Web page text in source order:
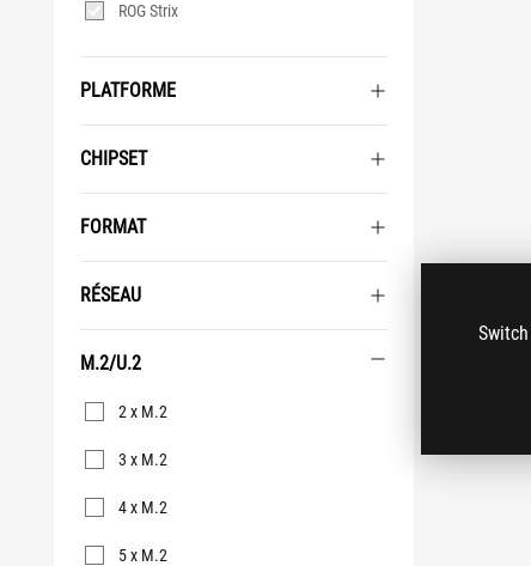
ROG Strix
PLATFORME
CHIPSET
FORMAT
RÉSEAU
M.2/U.2
M.2/U.2
2 x M.2
3 x M.2
4 x M.2
5 x M.2